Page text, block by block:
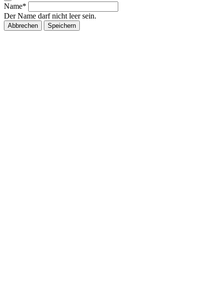
Name*
Der Name darf nicht leer sein.
Abbrechen Speichern